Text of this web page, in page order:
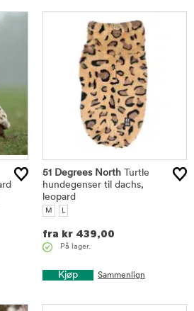
51 Degrees North Turtle
hundegenser til dachs,
leopard
M L
fra kr 439,00
På lager.
Kjøp Sammenlign